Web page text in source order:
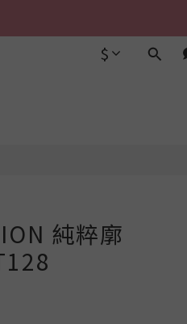
$
純粹廓
立即購買